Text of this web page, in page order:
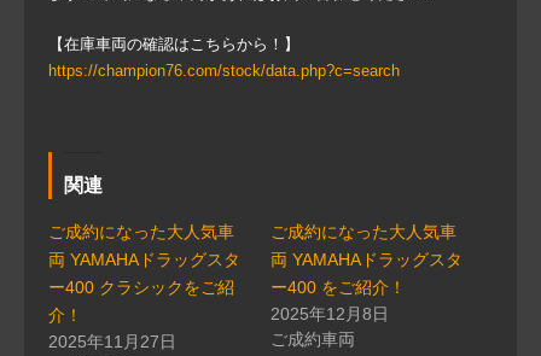
【在庫車両の確認はこちらから！】
https://champion76.com/stock/data.php?c=search
関連
ご成約になった大人気車
両 YAMAHAドラッグスタ
ー400 クラシックをご紹
介！
2025年11月27日
ご成約になった大人気車
両 YAMAHAドラッグスタ
ー400 をご紹介！
2025年12月8日
ご成約車両